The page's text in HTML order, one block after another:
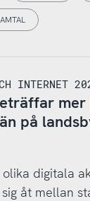
INTERNET
på
digitala
åt mellan